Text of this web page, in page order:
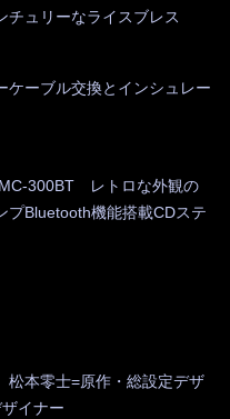
ュリーなライスブレス
ケーブル交換とインシュレー
300BT レトロな外観の
プBluetooth機能搭載CDステ
本零士=原作・総設定デザ
イナー